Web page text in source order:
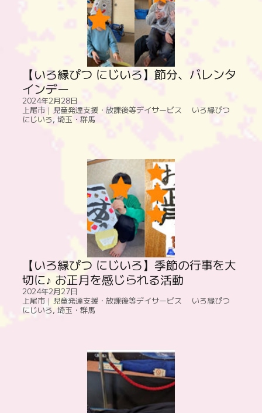
【いろ縁ぴつ にじいろ】節分、バレンタ
インデー
2024年2月28日
上尾市｜児童発達支援・放課後等デイサービス いろ縁ぴつ
にじいろ, 埼玉・群馬
【いろ縁ぴつ にじいろ】季節の行事を大
切に♪ お正月を感じられる活動
2024年2月27日
上尾市｜児童発達支援・放課後等デイサービス いろ縁ぴつ
にじいろ, 埼玉・群馬